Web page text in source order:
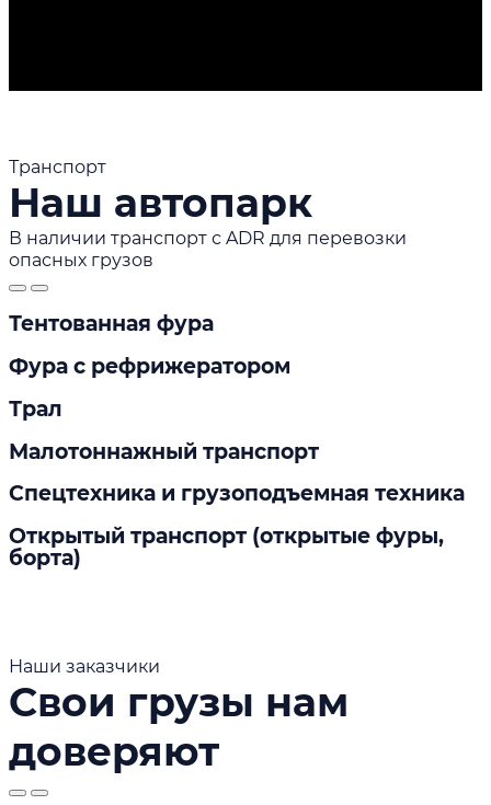
Транспорт
Наш автопарк
В наличии транспорт с ADR для перевозки
опасных грузов
Тентованная фура
Фура с рефрижератором
Трал
Малотоннажный транспорт
Спецтехника и грузоподъемная техника
Открытый транспорт (открытые фуры,
борта)
Наши заказчики
Свои грузы нам
доверяют